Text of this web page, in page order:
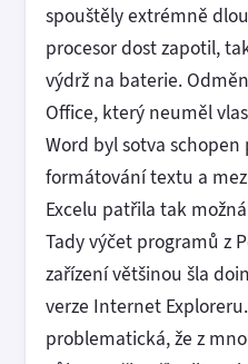
spouštěly extrémně
procesor dost zapotil,
výdrž na baterie.
Office, který neuměl
Word byl sotva
formátování textu a
Excelu patřila tak
Tady výčet programů z
zařízení většinou šla
verze Internet
problematická, že z